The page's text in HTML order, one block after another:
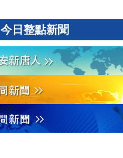
今日整點新聞